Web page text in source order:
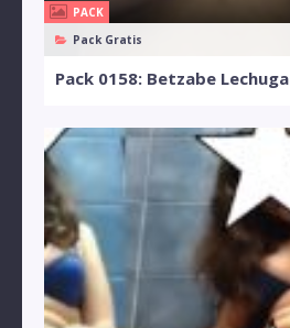
PACK
Pack Gratis
Pack 0158: Betzabe Lechuga